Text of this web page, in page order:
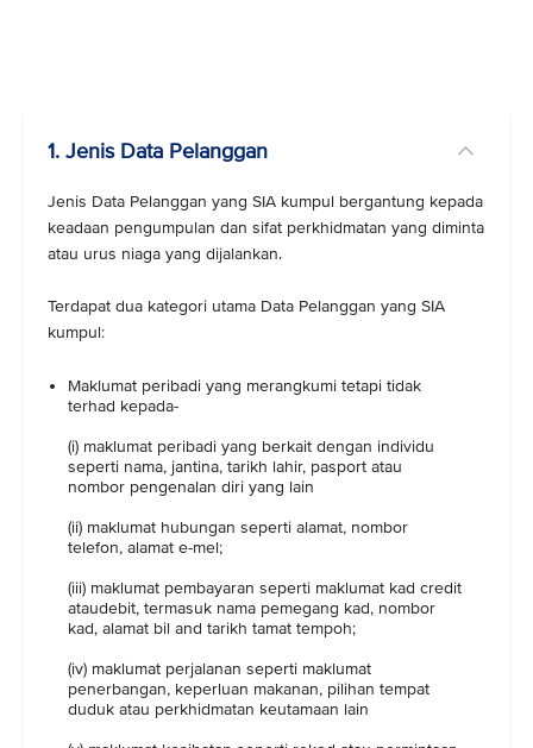
1. Jenis Data Pelanggan
Jenis Data Pelanggan yang SIA kumpul bergantung kepada
keadaan pengumpulan dan sifat perkhidmatan yang diminta
atau urus niaga yang dijalankan.
Terdapat dua kategori utama Data Pelanggan yang SIA
kumpul:
Maklumat peribadi yang merangkumi tetapi tidak
terhad kepada-
(i) maklumat peribadi yang berkait dengan individu
seperti nama, jantina, tarikh lahir, pasport atau
nombor pengenalan diri yang lain
(ii) maklumat hubungan seperti alamat, nombor
telefon, alamat e-mel;
(iii) maklumat pembayaran seperti maklumat kad credit
ataudebit, termasuk nama pemegang kad, nombor
kad, alamat bil and tarikh tamat tempoh;
(iv) maklumat perjalanan seperti maklumat
penerbangan, keperluan makanan, pilihan tempat
duduk atau perkhidmatan keutamaan lain